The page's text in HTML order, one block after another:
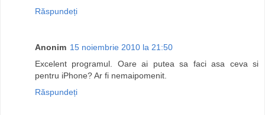
Răspundeți
Anonim 15 noiembrie 2010 la 21:50
Excelent programul. Oare ai putea sa faci asa ceva si
pentru iPhone? Ar fi nemaipomenit.
Răspundeți